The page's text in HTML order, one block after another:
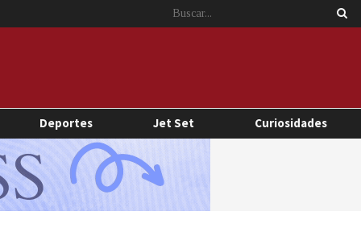
Deportes Jet Set Curiosidades